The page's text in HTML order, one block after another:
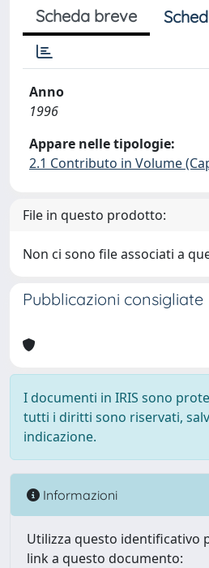
Scheda breve
Anno
1996
Appare nelle tipologie:
2.1 Contributo in Volume
File in questo prodotto:
Non ci sono file associati a
Pubblicazioni consigliate
I documenti in IRIS sono
tutti i diritti sono riservati,
indicazione.
Informazioni
Utilizza questo identificativo
link a questo documento: